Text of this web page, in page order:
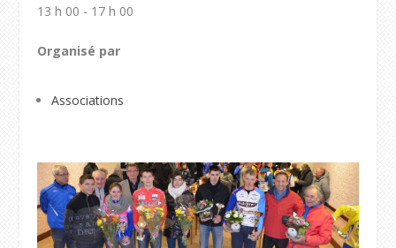
13 h 00 - 17 h 00
Organisé par
Associations